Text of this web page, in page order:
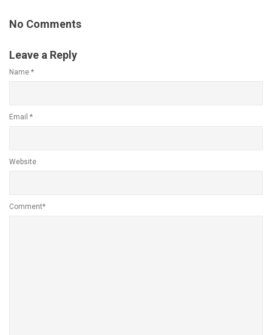
No Comments
Leave a Reply
Name *
Email *
Website
Comment*